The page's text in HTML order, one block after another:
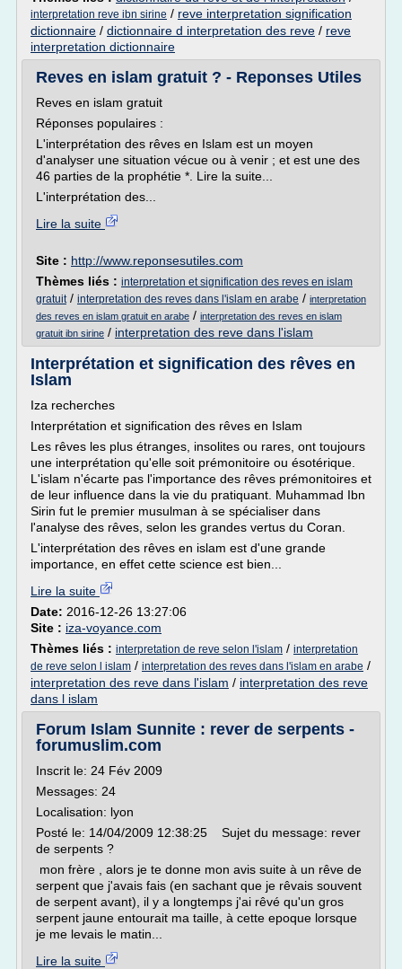
interpretation reve ibn sirine / reve interpretation signification
dictionnaire / dictionnaire d interpretation des reve / reve
interpretation dictionnaire
Reves en islam gratuit ? - Reponses Utiles
Reves en islam gratuit
Réponses populaires :
L'interprétation des rêves en Islam est un moyen
d'analyser une situation vécue ou à venir ; et est une des
46 parties de la prophétie *. Lire la suite...
L'interprétation des...
Lire la suite
Site : http://www.reponsesutiles.com
Thèmes liés : interpretation et signification des reves en islam
gratuit/ interpretation des reves dans l'islam en arabe / interpretation
des reves en islam gratuit en arabe / interpretation des reves en islam
gratuit ibn sirine / interpretation des reve dans l'islam
Interprétation et signification des rêves en
Islam
Iza recherches
Interprétation et signification des rêves en Islam
Les rêves les plus étranges, insolites ou rares, ont toujours
une interprétation qu'elle soit prémonitoire ou ésotérique.
L'islam n'écarte pas l'importance des rêves prémonitoires et
de leur influence dans la vie du pratiquant. Muhammad Ibn
Sirin fut le premier musulman à se spécialiser dans
l'analyse des rêves, selon les grandes vertus du Coran.
L'interprétation des rêves en islam est d'une grande
importance, en effet cette science est bien...
Lire la suite
Date: 2016-12-26 13:27:06
Site : iza-voyance.com
Thèmes liés : interpretation de reve selon l'islam / interpretation
de reve selon l islam / interpretation des reves dans l'islam en arabe /
interpretation des reve dans l'islam / interpretation des reve
dans l islam
Forum Islam Sunnite : rever de serpents -
forumuslim.com
Inscrit le: 24 Fév 2009
Messages: 24
Localisation: lyon
Posté le: 14/04/2009 12:38:25 Sujet du message: rever
de serpents ?
mon frère , alors je te donne mon avis suite à un rêve de
serpent que j'avais fais (en sachant que je rêvais souvent
de serpent avant), il y a longtemps j'ai rêvé qu'un gros
serpent jaune entourait ma taille, à cette epoque lorsque
je me levais le matin...
Lire la suite